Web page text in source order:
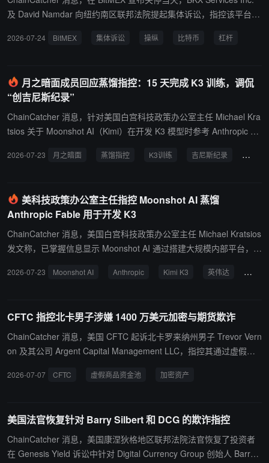
包受损是为避免挤兑，联合创始人后续购买等值数字资产覆盖被盗资
大型加密交易所之一。Bitkub 母公司正考虑潜在首次公开募股，包括
及 David Namdar 向纽约南区联邦法院提起集体诉讼，指控该平台利
抵押品。原告声称合计损失约 623 枚BTC，其中 BKX 损失至少 305.
价值仍约为损失两倍时即强制平仓，剩余比特币被纳入平台保险基
金，使 BitMEX 从中获利。本次诉讼可追溯至 2018 年 7 月 23 日 起
的相关交易，此前 2020 年类似案件于 2025 年 6 月 30 日 自愿撤
回。
2026-07-24 BitMEX 集体诉讼 操纵 比特币 杠杆
月之暗面成员回应蒸馏指控：15 天完成 K3 训练，调侃
“创吉尼斯纪录”
ChainCatcher 消息，针对美国白宫科技政策办公室主任 Michael Kra
tsios 关于 Moonshot AI（Kimi）在开发 K3 模型时参考 Anthropic Fa
a 回应称，Fable 于 7 月 1 日 发布，K3 于 7 月 15 日 上线，按此时
了吉尼斯世界纪录啊。” Kratsios 此前发文称，Moonshot AI 建立了
一套能够针对美国模型进行大规模蒸馏的内部平台，通过多种访问方
式切换以规避检测，并已采购 GB300 服务器及访问泰国相关设备用
于训练。美方表示支持合法蒸馏，但反对以秘密工业蒸馏手段窃取技
2026-07-23 月之暗面 蒸馏指控 K3训练 吉尼斯纪录
美科技政策办公室主任指控 Moonshot AI 蒸馏
Anthropic Fable 用于开发 K3
ChainCatcher 消息，美国白宫科技政策办公室主任 Michael Kratsios
发文称，已掌握信息显示 Moonshot AI 通过搭建大规模内部平台，对
换访问方式以规避检测。他还指出，Moonshot AI 已采购 GB300 服
手段窃取美国技术。目前 Moonshot AI 尚未就此公开回应。
2026-07-23 Moonshot AI Anthropic Kimi K3 英伟达 模型
CFTC 指控北卡男子涉嫌 1400 万美元加密与期货欺诈
ChainCatcher 消息，美国 CFTC 起诉北卡罗来纳州男子 Trevor Vern
on 及其公司 Argent Capital Management LLC，指控其通过虚假商
西区联邦地区法院提交的诉状，Vernon 及其公司运营的商品资金池
向投资者谎称自己是“成功交易员”，但实际上其使用投资者资金进行
交易时持续产生严重亏损。监管机构表示，Vernon 在期货、期权和
加密交易中累计亏损至少 860 万美元。CFTC 称，其真实交易结果是
2026-07-07 CFTC 虚假商品资金池 加密资产
美国法官恢复针对 Barry Silbert 和 DCG 的欺诈指控
ChainCatcher 消息，美国康涅狄格地区联邦法院法官恢复了投资者
在 Genesis Yield 诉讼中针对 Digital Currency Group 创始人 Barry